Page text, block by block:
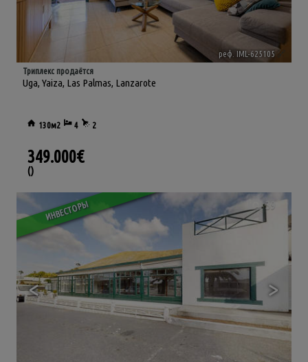
реф. IML-625105 🔗
Uga, Yaiza, Las Palmas, Lanzarote
Триплекс продаётся
130м2 4 2
349.000€
()
ИНВЕСТОРЫ
< >
39